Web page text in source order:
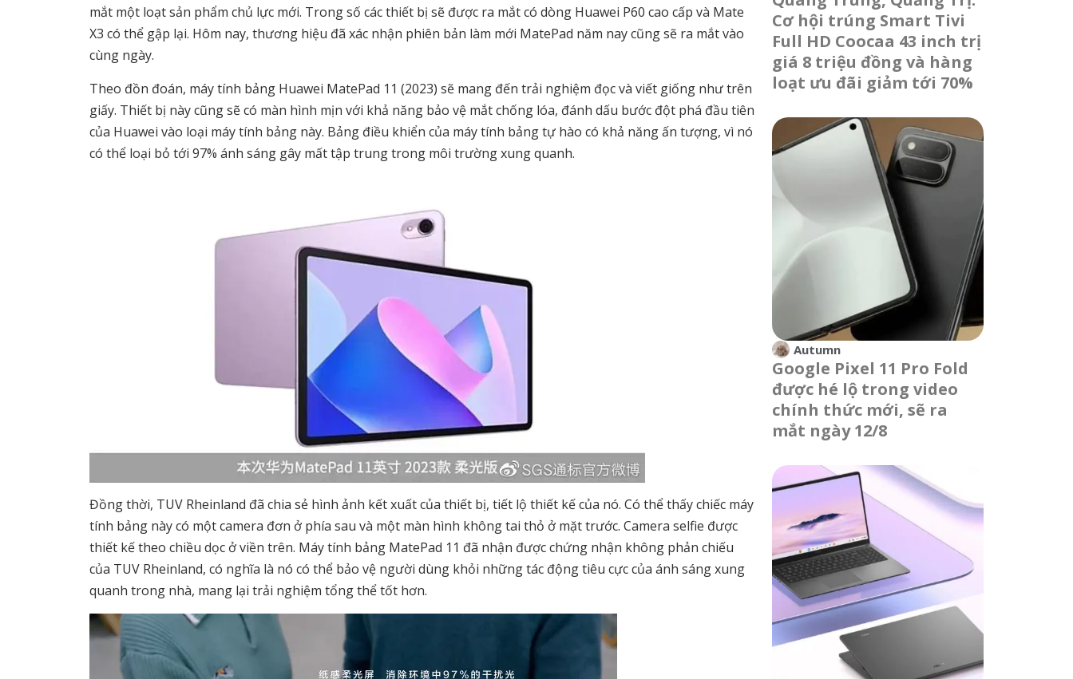
mắt một loạt sản phẩm chủ lực mới. Trong số các thiết bị sẽ được ra mắt có dòng Huawei P60 cao cấp và Mate
X3 có thể gập lại. Hôm nay, thương hiệu đã xác nhận phiên bản làm mới MatePad năm nay cũng sẽ ra mắt vào
cùng ngày.
Theo đồn đoán, máy tính bảng Huawei MatePad 11 (2023) sẽ mang đến trải nghiệm đọc và viết giống như trên
giấy. Thiết bị này cũng sẽ có màn hình mịn với khả năng bảo vệ mắt chống lóa, đánh dấu bước đột phá đầu tiên
của Huawei vào loại máy tính bảng này. Bảng điều khiển của máy tính bảng tự hào có khả năng ấn tượng, vì nó
có thể loại bỏ tới 97% ánh sáng gây mất tập trung trong môi trường xung quanh.
Đồng thời, TUV Rheinland đã chia sẻ hình ảnh kết xuất của thiết bị, tiết lộ thiết kế của nó. Có thể thấy chiếc máy
tính bảng này có một camera đơn ở phía sau và một màn hình không tai thỏ ở mặt trước. Camera selfie được
thiết kế theo chiều dọc ở viền trên. Máy tính bảng MatePad 11 đã nhận được chứng nhận không phản chiếu
của TUV Rheinland, có nghĩa là nó có thể bảo vệ người dùng khỏi những tác động tiêu cực của ánh sáng xung
quanh trong nhà, mang lại trải nghiệm tổng thể tốt hơn.
Cơ hội trúng Smart Tivi
Full HD Coocaa 43 inch trị
giá 8 triệu đồng và hàng
loạt ưu đãi giảm tới 70%
Autumn
Google Pixel 11 Pro Fold
được hé lộ trong video
chính thức mới, sẽ ra
mắt ngày 12/8